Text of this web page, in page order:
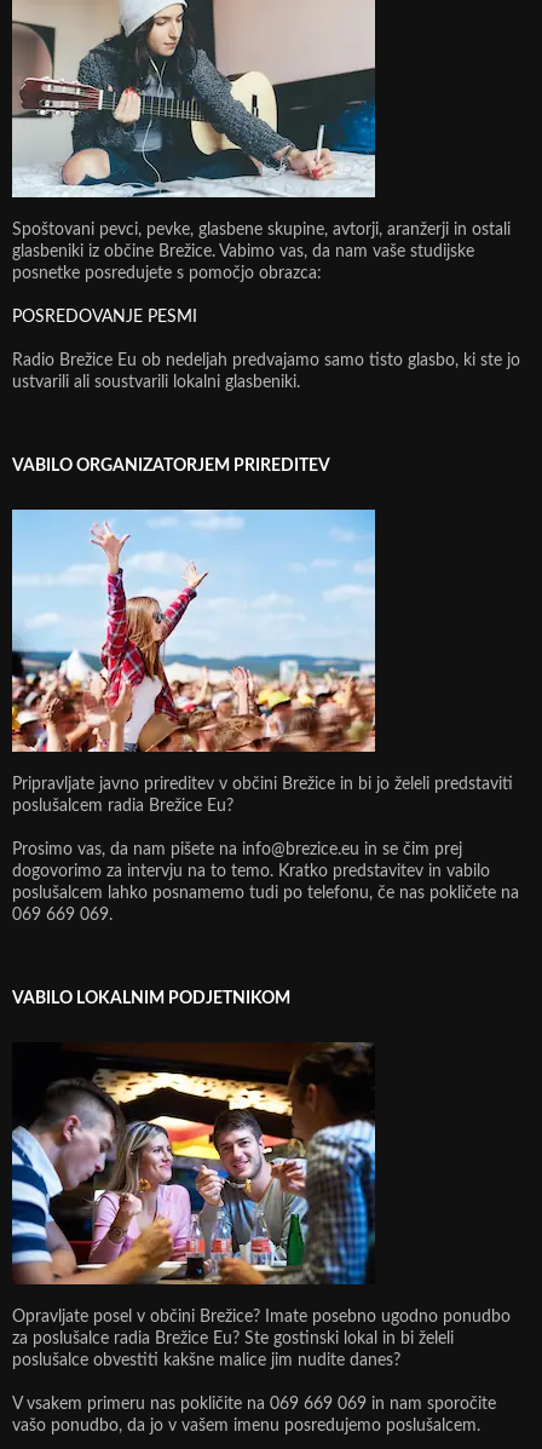
Spoštovani pevci, pevke, glasbene skupine, avtorji, aranžerji in ostali
glasbeniki iz občine Brežice. Vabimo vas, da nam vaše studijske
posnetke posredujete s pomočjo obrazca:
POSREDOVANJE PESMI
Radio Brežice Eu ob nedeljah predvajamo samo tisto glasbo, ki ste jo
ustvarili ali soustvarili lokalni glasbeniki.
VABILO ORGANIZATORJEM PRIREDITEV
Pripravljate javno prireditev v občini Brežice in bi jo želeli predstaviti
poslušalcem radia Brežice Eu?
Prosimo vas, da nam pišete na info@brezice.eu in se čim prej
dogovorimo za intervju na to temo. Kratko predstavitev in vabilo
poslušalcem lahko posnamemo tudi po telefonu, če nas pokličete na
069 669 069.
VABILO LOKALNIM PODJETNIKOM
Opravljate posel v občini Brežice? Imate posebno ugodno ponudbo
za poslušalce radia Brežice Eu? Ste gostinski lokal in bi želeli
poslušalce obvestiti kakšne malice jim nudite danes?
V vsakem primeru nas pokličite na 069 669 069 in nam sporočite
vašo ponudbo, da jo v vašem imenu posredujemo poslušalcem.